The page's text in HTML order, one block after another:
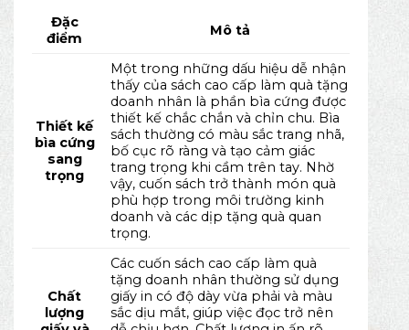
Đặc
điểm
Mô tả
Thiết kế
bìa cứng
sang
trọng
Một trong những dấu hiệu dễ nhận
thấy của sách cao cấp làm quà tặng
doanh nhân là phần bìa cứng được
thiết kế chắc chắn và chỉn chu. Bìa
sách thường có màu sắc trang nhã,
bố cục rõ ràng và tạo cảm giác
trang trọng khi cầm trên tay. Nhờ
vậy, cuốn sách trở thành món quà
phù hợp trong môi trường kinh
doanh và các dịp tặng quà quan
trọng.
Chất
lượng
Các cuốn sách cao cấp làm quà
tặng doanh nhân thường sử dụng
giấy in có độ dày vừa phải và màu
sắc dịu mắt, giúp việc đọc trở nên